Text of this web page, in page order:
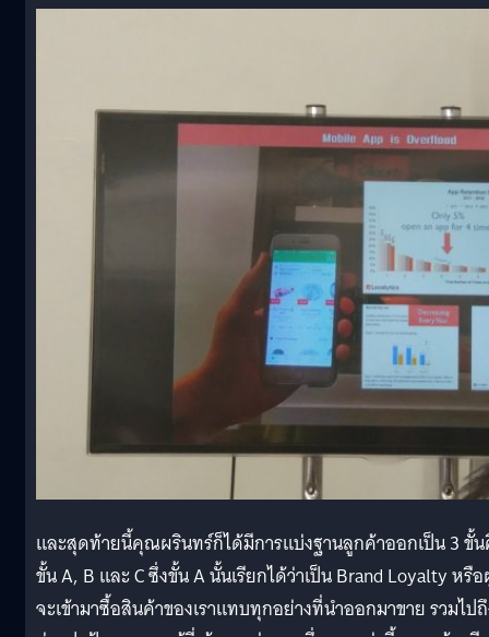
และสุดท้ายนี้คุณผรินทร์ก็ได้มีการแบ่งฐานลูกค้าออกเป็น 3 ขั้
ขั้น A, B และ C ซึ่งขั้น A นั้นเรียกได้ว่าเป็น Brand Loyalty หรื
จะเข้ามาซื้อสินค้าของเราแทบทุกอย่างที่นำออกมาขาย รวมไป